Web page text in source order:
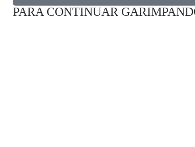
PARA CONTINUAR